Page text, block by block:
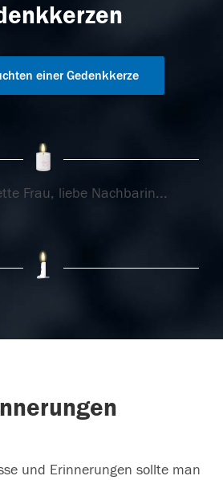
einer Gedenkkerze
Frau, liebe Nachbarin...
und Erinnerungen sollte man